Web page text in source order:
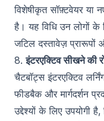
विशेषीकृत सॉफ़्टवेयर या
है। यह विधि उन लोगों के
जटिल दस्तावेज़ प्रारूपों
8.इंटरएक्टिव सीखने की
चैटबॉट्स इंटरएक्टिव
फीडबैक और मार्गदर्शन
उद्देश्यों के लिए